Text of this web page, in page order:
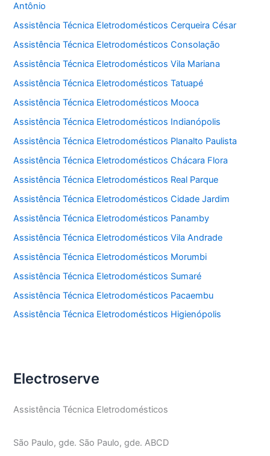
Antônio
Assistência Técnica Eletrodomésticos Cerqueira César
Assistência Técnica Eletrodomésticos Consolação
Assistência Técnica Eletrodomésticos Vila Mariana
Assistência Técnica Eletrodomésticos Tatuapé
Assistência Técnica Eletrodomésticos Mooca
Assistência Técnica Eletrodomésticos Indianópolis
Assistência Técnica Eletrodomésticos Planalto Paulista
Assistência Técnica Eletrodomésticos Chácara Flora
Assistência Técnica Eletrodomésticos Real Parque
Assistência Técnica Eletrodomésticos Cidade Jardim
Assistência Técnica Eletrodomésticos Panamby
Assistência Técnica Eletrodomésticos Vila Andrade
Assistência Técnica Eletrodomésticos Morumbi
Assistência Técnica Eletrodomésticos Sumaré
Assistência Técnica Eletrodomésticos Pacaembu
Assistência Técnica Eletrodomésticos Higienópolis
Electroserve
Assistência Técnica Eletrodomésticos
São Paulo, gde. São Paulo, gde. ABCD